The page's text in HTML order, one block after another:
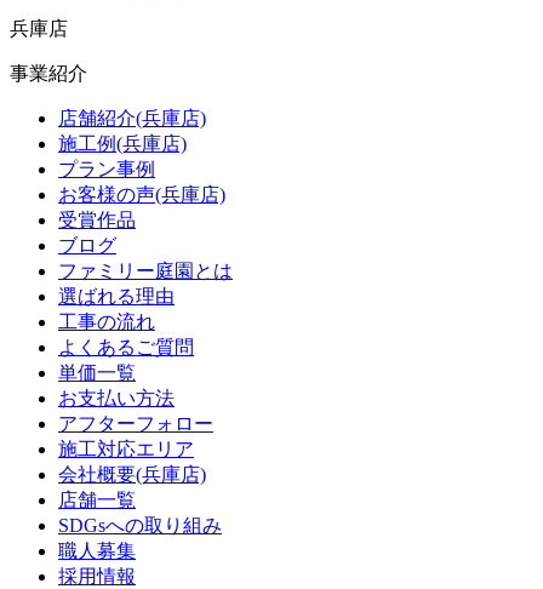
兵庫店
事業紹介
店舗紹介(兵庫店)
施工例(兵庫店)
プラン事例
お客様の声(兵庫店)
受賞作品
ブログ
ファミリー庭園とは
選ばれる理由
工事の流れ
よくあるご質問
単価一覧
お支払い方法
アフターフォロー
施工対応エリア
会社概要(兵庫店)
店舗一覧
SDGsへの取り組み
職人募集
採用情報